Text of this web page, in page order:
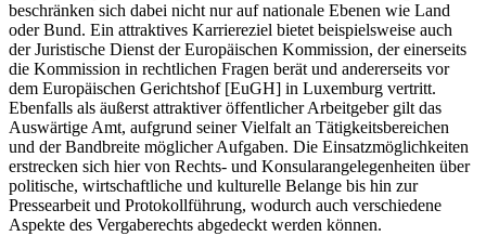
beschränken sich dabei nicht nur auf nationale Ebenen wie Land
oder Bund. Ein attraktives Karriereziel bietet beispielsweise auch
der Juristische Dienst der Europäischen Kommission, der einerseits
die Kommission in rechtlichen Fragen berät und andererseits vor
dem Europäischen Gerichtshof [EuGH] in Luxemburg vertritt.
Ebenfalls als äußerst attraktiver öffentlicher Arbeitgeber gilt das
Auswärtige Amt, aufgrund seiner Vielfalt an Tätigkeitsbereichen
und der Bandbreite möglicher Aufgaben. Die Einsatzmöglichkeiten
erstrecken sich hier von Rechts- und Konsularangelegenheiten über
politische, wirtschaftliche und kulturelle Belange bis hin zur
Pressearbeit und Protokollführung, wodurch auch verschiedene
Aspekte des Vergaberechts abgedeckt werden können.